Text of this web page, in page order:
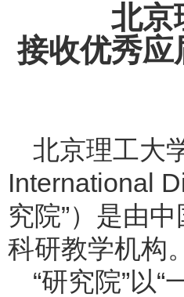
北京
接收优秀应
北京理工大
International
究院”）是由
科研教学机构。
“研究院”以